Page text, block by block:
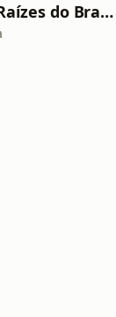
Rádio Raízes do Brasil